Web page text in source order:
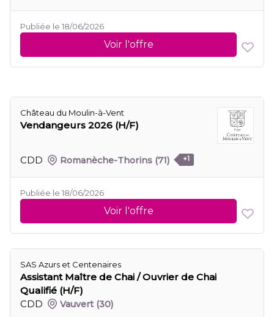
Publiée le 18/06/2026
Voir l'offre
Château du Moulin-à-Vent
Vendangeurs 2026 (H/F)
CDD Romanèche-Thorins (71) +1
Publiée le 18/06/2026
Voir l'offre
SAS Azurs et Centenaires
Assistant Maître de Chai / Ouvrier de Chai
Qualifié (H/F)
CDD
Vauvert (30)